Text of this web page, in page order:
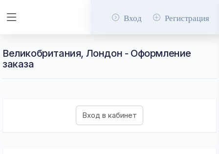
Вход Регистрация
Великобритания, Лондон - Оформление
заказа